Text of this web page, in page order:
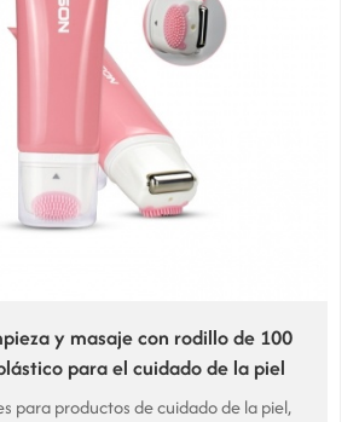
y masaje con rodillo de 100
para el cuidado de la piel